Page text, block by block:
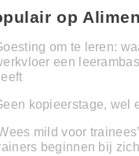
op
om te leren:
een
kopieerstage, wel
mild voor
beginnen bij